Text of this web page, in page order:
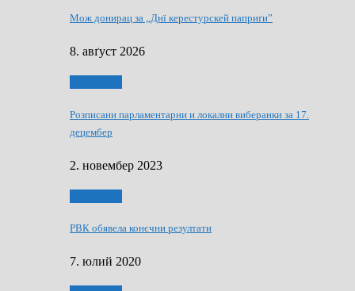
Мож донирац за „Днї керестурскей паприґи”
8. авґуст 2026
Розписани парламентарни и локални виберанки за 17.
децембер
2. новембер 2023
РВК обявела конєчни резултати
7. юлий 2020